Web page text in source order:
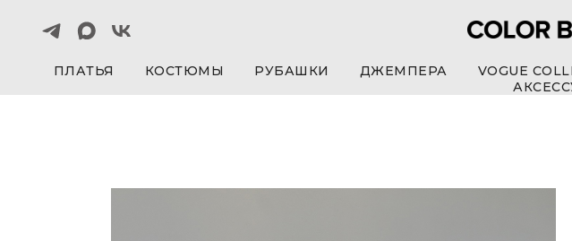
ПЛАТЬЯ КОСТЮМЫ РУБАШКИ ДЖЕМПЕРА VOGUE